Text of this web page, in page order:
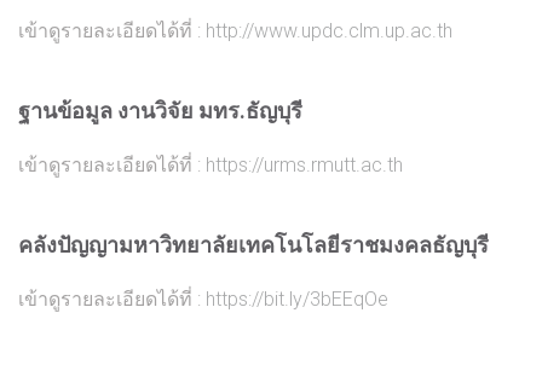
เข้าดูรายละเอียดได้ที่ : http://www.updc.clm.up.ac.th
ฐานข้อมูล งานวิจัย มทร.ธัญบุรี
เข้าดูรายละเอียดได้ที่ : https://urms.rmutt.ac.th
คลังปัญญามหาวิทยาลัยเทคโนโลยีราชมงคลธัญบุรี
เข้าดูรายละเอียดได้ที่ : https://bit.ly/3bEEqOe